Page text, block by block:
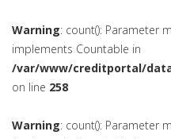
Warning: count(): Parameter
implements Countable in
/var/www/creditportal/
on line 258
Warning: count(): Parameter